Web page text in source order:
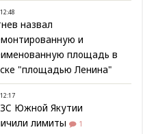
назвал
и
площадь в
"площадью Ленина"
Южной Якутии
лимиты
1